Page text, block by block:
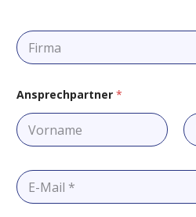
F
i
r
a
Ansprechpartner *
E
-
M